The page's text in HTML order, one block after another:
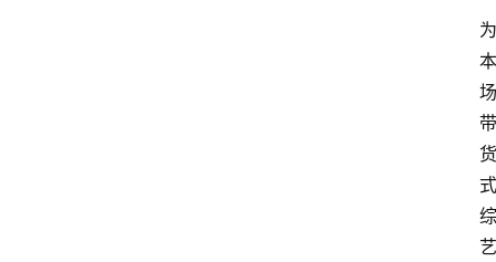
为
本
场
带
货
式
综
艺